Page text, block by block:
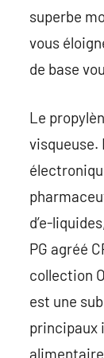
superbe
vous
de base
Le
visqueuse.
d’e-
PG agréé
collection
est une
principaux